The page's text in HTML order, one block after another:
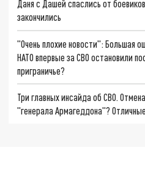
Даня с Дашей спаслись от
закончились
"Очень плохие новости": Большая
НАТО впервые за СВО остановили
приграничье?
Три главных инсайда об СВО.
"генерала Армагеддона"?